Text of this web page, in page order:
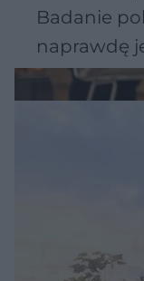
Badanie
naprawdę